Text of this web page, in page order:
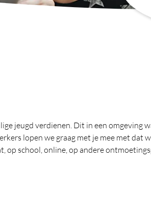
jeugd verdienen. Dit in een omgeving
lopen we graag met je mee met dat
school, online, op andere